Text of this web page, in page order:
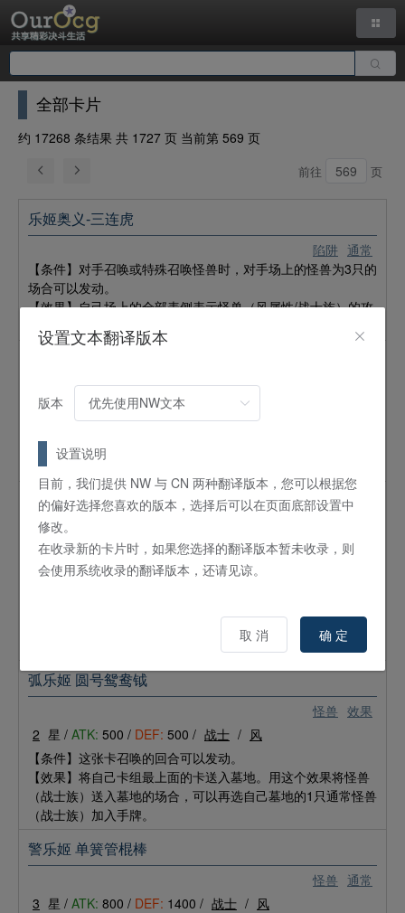
全部卡片
约 17268 条结果 共 1727 页 当前第 569 页
前往 页
陷阱 通常
乐姬奥义-三连虎
【条件】对手召唤或特殊召唤怪兽时，对手场上的怪兽为3只的
场合可以发动。
【效果】自己场上的全部表侧表示怪兽（风属性/战士族）的攻
击力直到回合结束时上升1000。
【条件】自己场上有表侧表示怪兽（等级5以上/风属性/战士
【效果】选对手场上的最多2只攻击表示怪兽变为表侧守备表
示。
一气贯通
【条件】可以使自己墓地的5只怪兽（风属性/战士族）返回卡
组发动。
表示怪兽时，给予其攻击力超过那个守备力的数值的战斗伤
怪兽 效果
弧乐姬 圆号鸳鸯钺
2 星 / ATK: 500 / DEF: 500 / 战士 / 风
【条件】这张卡召唤的回合可以发动。
【效果】将自己卡组最上面的卡送入墓地。用这个效果将怪兽
（战士族）送入墓地的场合，可以再选自己墓地的1只通常怪兽
（战士族）加入手牌。
怪兽 通常
警乐姬 单簧管棍棒
3 星 / ATK: 800 / DEF: 1400 / 战士 / 风
设置文本翻译版本
版本
设置说明
目前，我们提供 NW 与 CN 两种翻译版本，您可以根据您
的偏好选择您喜欢的版本，选择后可以在页面底部设置中
修改。
在收录新的卡片时，如果您选择的翻译版本暂未收录，则
会使用系统收录的翻译版本，还请见谅。
取 消 确 定